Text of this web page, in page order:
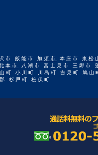
市 飯能市 加須市 本庄市 東松
本市 八潮市 富士見市 三郷市
町 小川町 川島町 吉見町 鳩山
杉戸町 松伏町